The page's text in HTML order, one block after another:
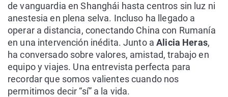
de vanguardia en Shanghái hasta centros sin luz ni
anestesia en plena selva. Incluso ha llegado a
operar a distancia, conectando China con Rumanía
en una intervención inédita. Junto aAlicia Heras,
ha conversado sobre valores, amistad, trabajo en
equipo y viajes. Una entrevista perfecta para
recordar que somos valientes cuando nos
permitimos decir “sí” a la vida.